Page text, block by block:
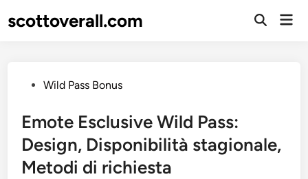
toscottoverall.com
Open
PostedWild Pass Bonus
Emote Esclusive Wild Pass:
Design, Disponibilità stagionale,
Metodi di richiesta